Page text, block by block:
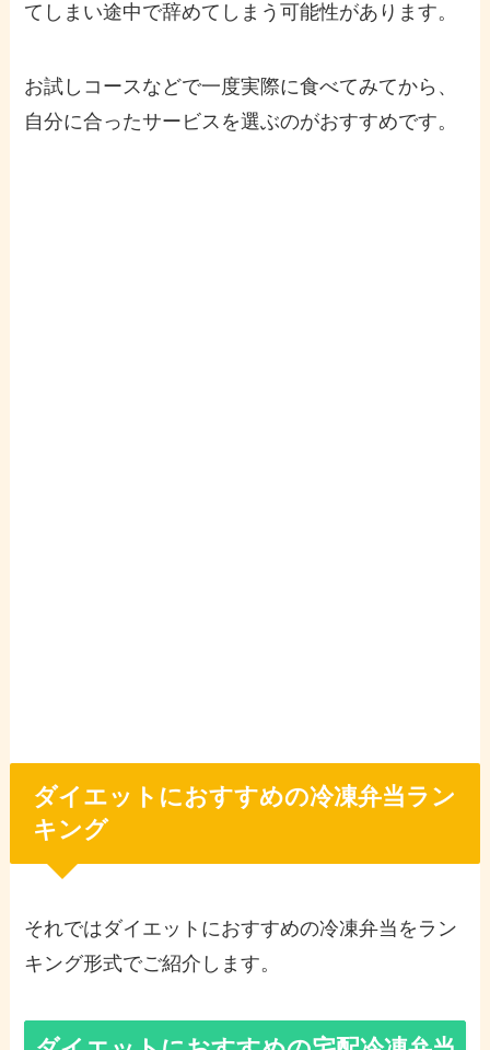
てしまい途中で辞めてしまう可能性があります。
お試しコースなどで一度実際に食べてみてから、
自分に合ったサービスを選ぶのがおすすめです。
ダイエットにおすすめの冷凍弁当ラン
キング
それではダイエットにおすすめの冷凍弁当をラン
キング形式でご紹介します。